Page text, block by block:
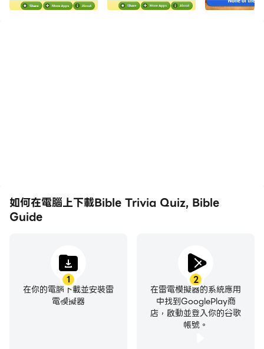
如何在電腦上下載Bible Trivia Quiz, Bible
Guide
1
在你的電腦下載並安裝雷
電模擬器
2
在雷電模擬器的系統應用
中找到GooglePlay商
店，啟動並登入你的谷歌
帳號。